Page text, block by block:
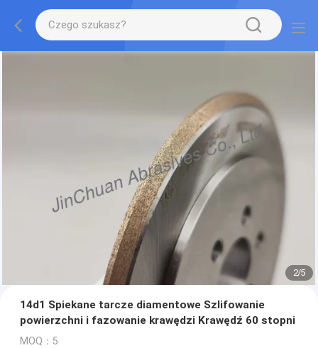
2/5
14d1 Spiekane tarcze diamentowe Szlifowanie
powierzchni i fazowanie krawędzi Krawędź 60 stopni
MOQ：5